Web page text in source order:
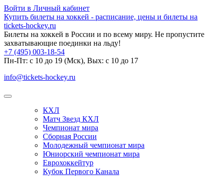
Войти в Личный кабинет
Купить билеты на хоккей - расписание, цены и билеты на
tickets-hockey.ru
Билеты на хоккей в России и по всему миру. Не пропустите
захватывающие поединки на льду!
+7 (495) 003-18-54
Пн-Пт: c 10 до 19 (Мск), Вых: с 10 до 17
info@tickets-hockey.ru
КХЛ
Матч Звезд КХЛ
Чемпионат мира
Сборная России
Молодежный чемпионат мира
Юниорский чемпионат мира
Еврохоккейтур
Кубок Первого Канала